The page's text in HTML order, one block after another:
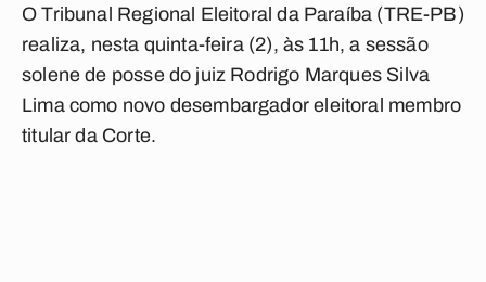
O Tribunal Regional Eleitoral da Paraíba (TRE-PB)
realiza, nesta quinta-feira (2), às 11h, a sessão
solene de posse do juiz Rodrigo Marques Silva
Lima como novo desembargador eleitoral membro
titular da Corte.